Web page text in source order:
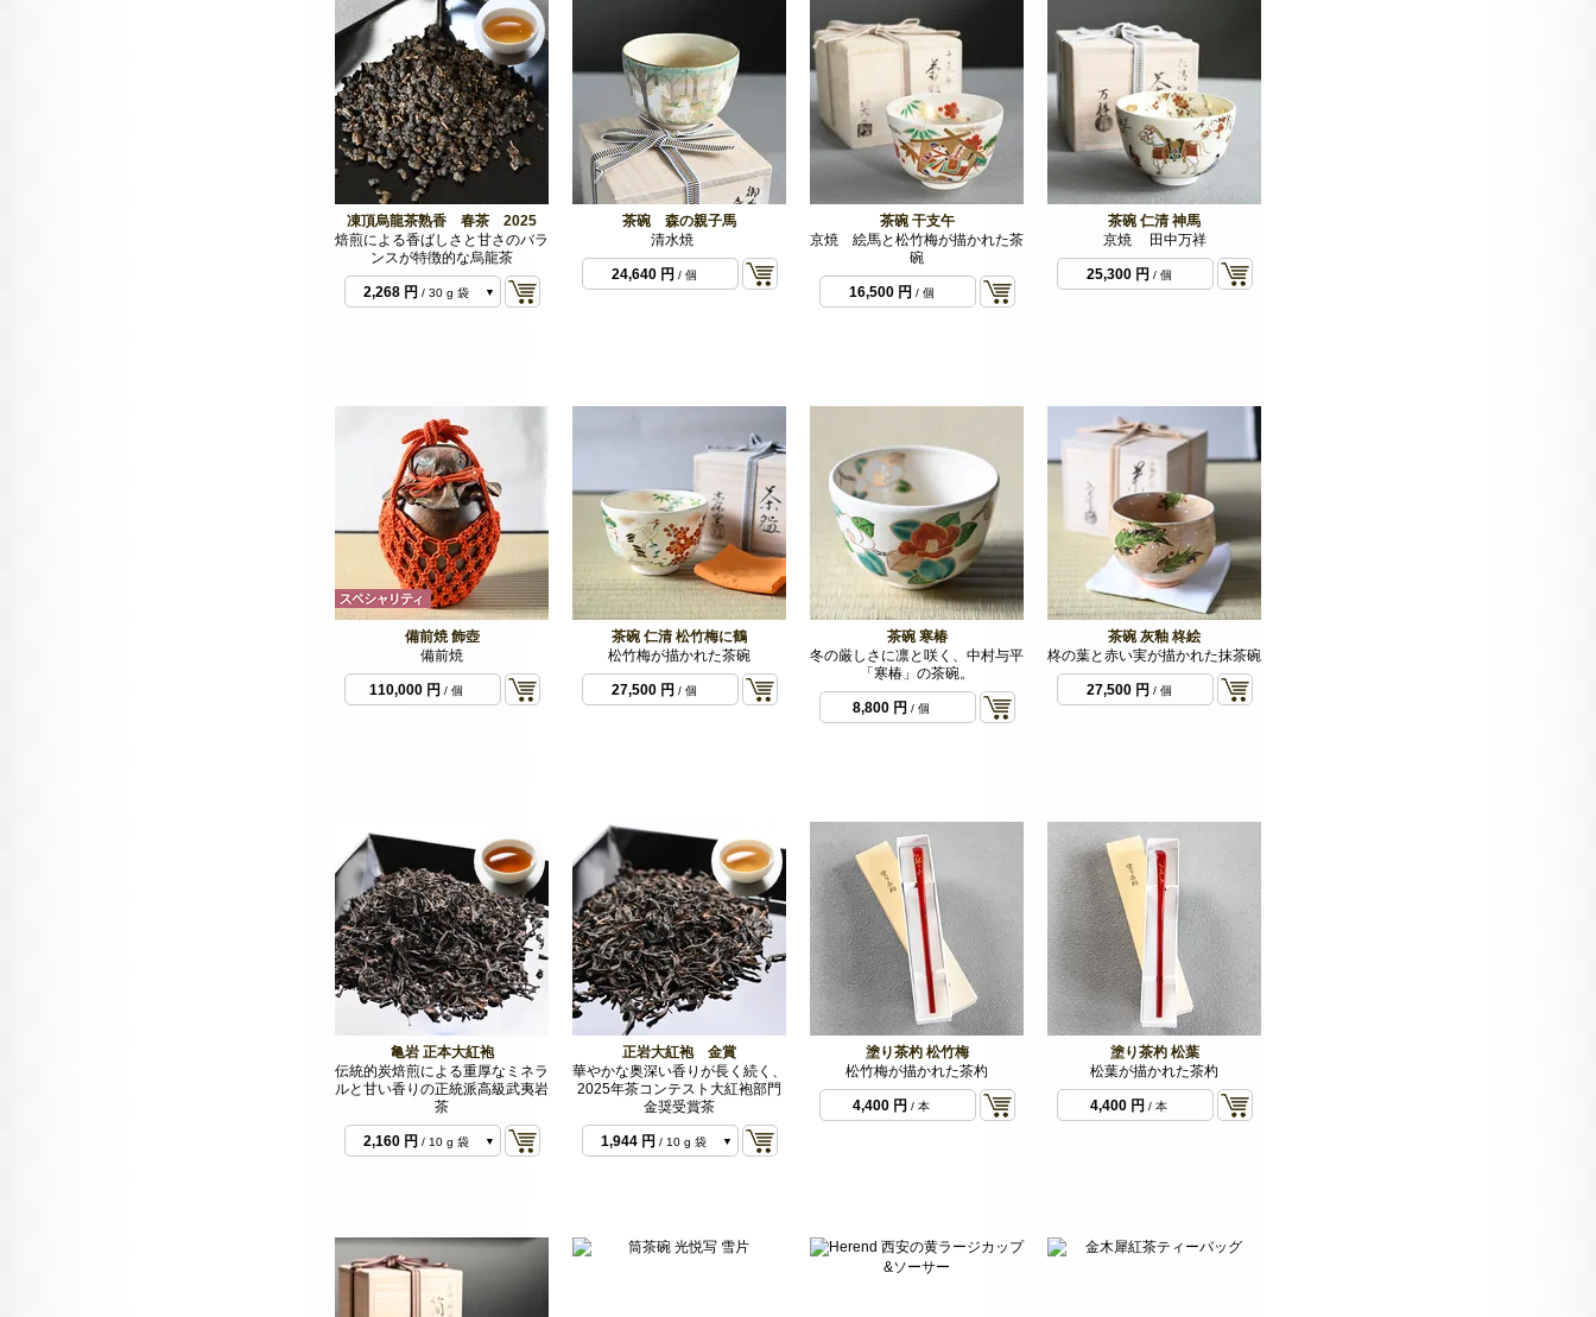
凍頂烏龍茶熟香 春茶 2025
焙煎による香ばしさと甘さのバラ
ンスが特徴的な烏龍茶
2,268 円 / 30 g 袋
茶碗 森の親子馬
清水焼
24,640 円 / 個
茶碗 干支午
京焼 絵馬と松竹梅が描かれた茶
碗
16,500 円 / 個
茶碗 仁清 神馬
京焼 田中万祥
25,300 円 / 個
備前焼 飾壺
備前焼
110,000 円 / 個
茶碗 仁清 松竹梅に鶴
松竹梅が描かれた茶碗
27,500 円 / 個
茶碗 寒椿
冬の厳しさに凛と咲く、中村与平
「寒椿」の茶碗。
8,800 円 / 個
茶碗 灰釉 柊絵
柊の葉と赤い実が描かれた抹茶碗
27,500 円 / 個
亀岩 正本大紅袍
伝統的炭焙煎による重厚なミネラ
ルと甘い香りの正統派高級武夷岩
茶
2,160 円 / 10 g 袋
正岩大紅袍 金賞
華やかな奥深い香りが長く続く、
2025年茶コンテスト大紅袍部門
金奨受賞茶
1,944 円 / 10 g 袋
塗り茶杓 松竹梅
松竹梅が描かれた茶杓
4,400 円 / 本
塗り茶杓 松葉
松葉が描かれた茶杓
4,400 円 / 本